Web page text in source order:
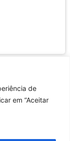
de
em “Aceitar